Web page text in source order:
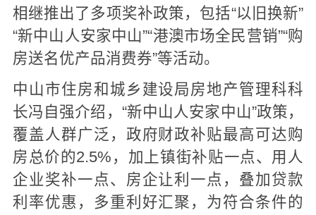
相继推出了多项奖补政策，包括“以旧换新”
“新中山人安家中山”“港澳市场全民营销”“购
房送名优产品消费券”等活动。
中山市住房和城乡建设局房地产管理科科
长冯自强介绍，“新中山人安家中山”政策，
覆盖人群广泛，政府财政补贴最高可达购
房总价的2.5%，加上镇街补贴一点、用人
企业奖补一点、房企让利一点，叠加贷款
利率优惠，多重利好汇聚，为符合条件的